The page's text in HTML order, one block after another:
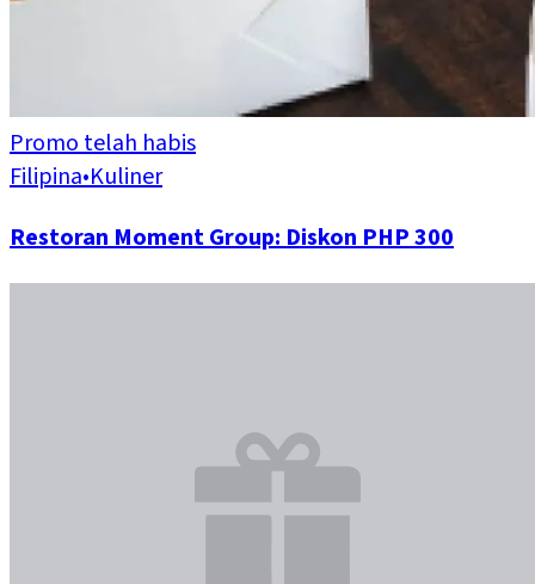
Promo telah habis
Filipina•Kuliner
Restoran Moment Group: Diskon PHP 300